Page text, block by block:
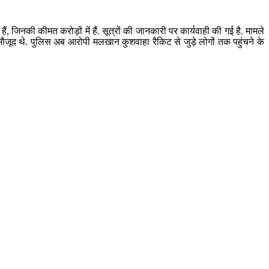
जिनकी कीमत करोड़ों में हैं. सूत्रों की जानकारी पर कार्यवाही की गई है. मामले
मौजूद थे. पुलिस अब आरोपी मलखान कुशवाहा रैकिट से जुड़े लोगों तक पहुंचने के